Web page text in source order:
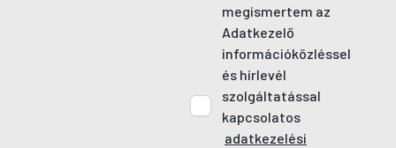
megismertem az
Adatkezelő
információközléssel
és hírlevél
szolgáltatással
kapcsolatos
adatkezelési